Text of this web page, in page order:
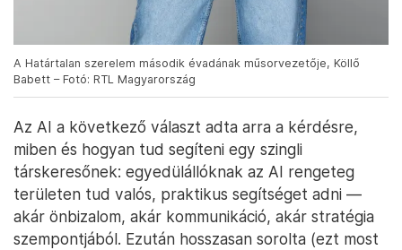
A Határtalan szerelem második évadának műsorvezetője, Köllő
Babett – Fotó: RTL Magyarország
Az AI a következő választ adta arra a kérdésre,
miben és hogyan tud segíteni egy szingli
társkeresőnek: egyedülállóknak az AI rengeteg
területen tud valós, praktikus segítséget adni —
akár önbizalom, akár kommunikáció, akár stratégia
szempontjából. Ezután hosszasan sorolta (ezt most